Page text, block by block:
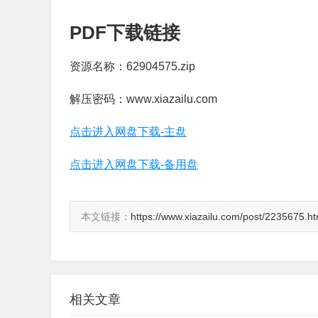
PDF下载链接
资源名称：62904575.zip
解压密码：www.xiazailu.com
点击进入网盘下载-主盘
点击进入网盘下载-备用盘
本文链接： https://www.xiazailu.com/post/
相关文章